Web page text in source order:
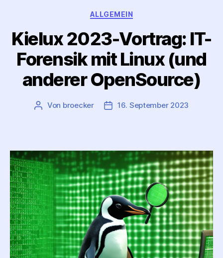
Kategorien
ALLGEMEIN
Kielux 2023-Vortrag: IT-
Forensik mit Linux (und
anderer OpenSource)
Beitragsautor
Von broecker Beitragsdatum
16. September 2023